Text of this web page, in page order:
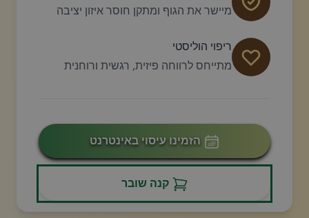
מיישר את הגוף ומתקן חוסר איזון יציבה
ריפוי הוליסטי
מתייחס לרווחה פיזית, רגשית ורוחנית
הזמינו עיסוי באינטרנט
קנה שובר